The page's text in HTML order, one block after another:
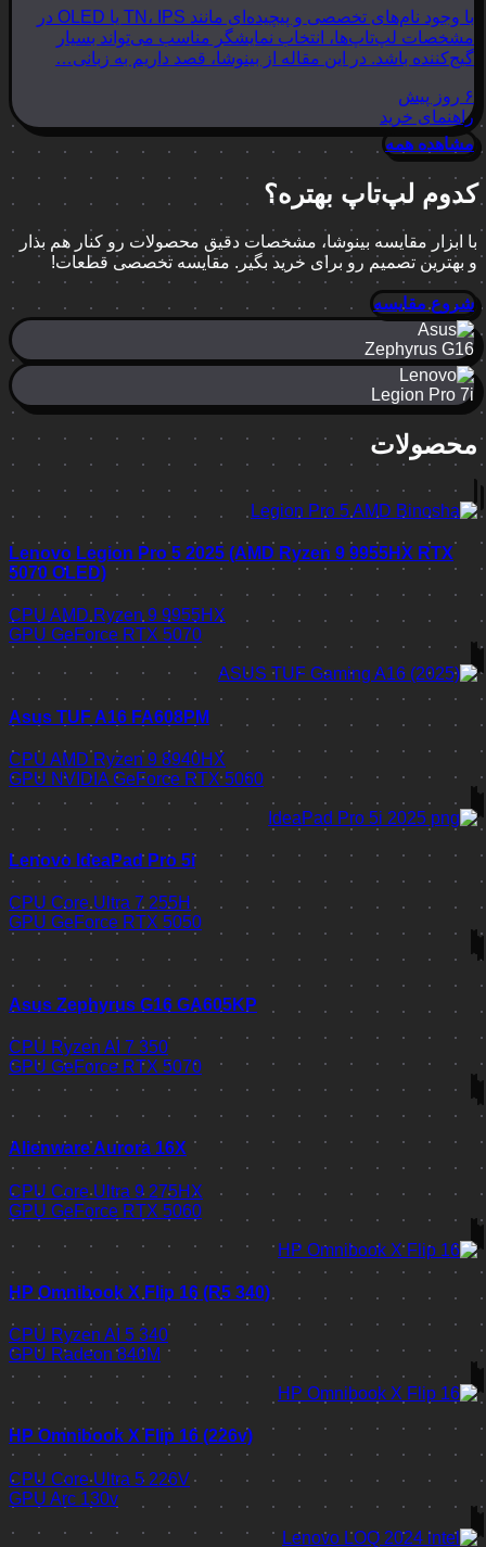
با وجود نام‌های تخصصی و پیچیده‌ای مانند TN، IPS یا OLED در
مشخصات لپ‌تاپ‌ها، انتخاب نمایشگر مناسب می‌تواند بسیار
گیج‌کننده باشد. در این مقاله از بینوشا، قصد داریم به زبانی…
۶ روز پیش
راهنمای خرید
مشاهده همه
کدوم لپ‌تاپ بهتره؟
با ابزار مقایسه بینوشا، مشخصات دقیق محصولات رو کنار هم بذار
و بهترین تصمیم رو برای خرید بگیر. مقایسه تخصصی قطعات!
شروع مقایسه
Zephyrus G16
Legion Pro 7i
محصولات
Lenovo Legion Pro 5 2025 (AMD Ryzen 9 9955HX RTX
5070 OLED)
CPU AMD Ryzen 9 9955HX
GPU GeForce RTX 5070
Asus TUF A16 FA608PM
CPU AMD Ryzen 9 8940HX
GPU NVIDIA GeForce RTX 5060
Lenovo IdeaPad Pro 5i
CPU Core Ultra 7 255H
GPU GeForce RTX 5050
Asus Zephyrus G16 GA605KP
CPU Ryzen AI 7 350
GPU GeForce RTX 5070
Alienware Aurora 16X
CPU Core Ultra 9 275HX
GPU GeForce RTX 5060
HP Omnibook X Flip 16 (R5 340)
CPU Ryzen AI 5 340
GPU Radeon 840M
HP Omnibook X Flip 16 (226v)
CPU Core Ultra 5 226V
GPU Arc 130v